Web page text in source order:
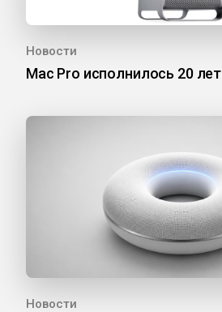
Новости
Mac Pro исполнилось 20 лет
Новости